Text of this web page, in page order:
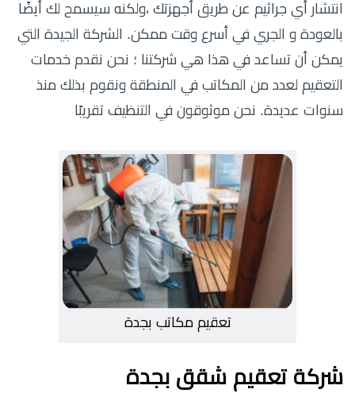
انتشار أي جراثيم عن طريق أجهزتك ،ولكنه سيسمح لك أيضًا
بالعودة و الجري في أسرع وقت ممكن. الشركة الجيدة التي
يمكن أن تساعد في هذا هي شركتنا ؛ نحن نقدم خدمات
التعقيم لعدد من المكاتب في المنطقة ونقوم بذلك منذ
سنوات عديدة. نحن موثوقون في التنظيف تقريبًا
تعقيم مكاتب بجدة
شركة تعقيم شقق بجدة